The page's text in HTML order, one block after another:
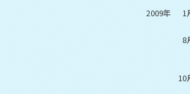
2009年 1
8
10